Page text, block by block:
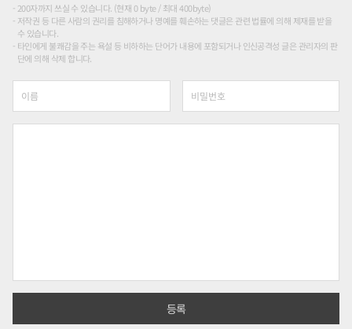
200자까지 쓰실 수 있습니다. (현재 0 byte / 최대 400byte)
저작권 등 다른 사람의 권리를 침해하거나 명예를 훼손하는 댓글은 관련 법률에 의해 제재를 받을
수 있습니다.
타인에게 불쾌감을 주는 욕설 등 비하하는 단어가 내용에 포함되거나 인신공격성 글은 관리자의 판
단에 의해 삭제 합니다.